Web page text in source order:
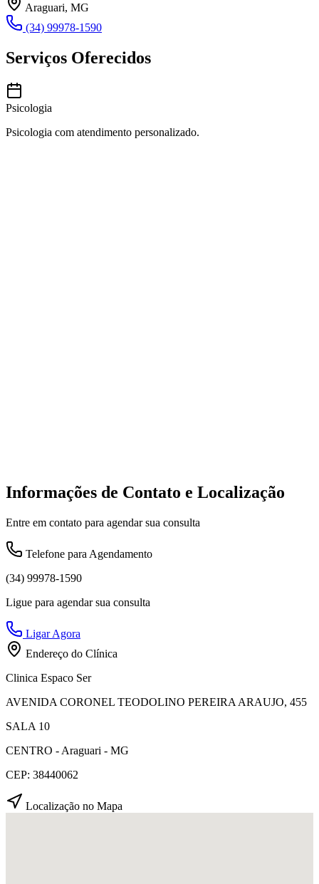
Araguari, MG
(34) 99978-1590
Serviços Oferecidos
Psicologia
Psicologia com atendimento personalizado.
Informações de Contato e Localização
Entre em contato para agendar sua consulta
Telefone para Agendamento
(34) 99978-1590
Ligue para agendar sua consulta
Ligar Agora
Endereço do Clínica
Clinica Espaco Ser
AVENIDA CORONEL TEODOLINO PEREIRA ARAUJO, 455
SALA 10
CENTRO - Araguari - MG
CEP: 38440062
Localização no Mapa